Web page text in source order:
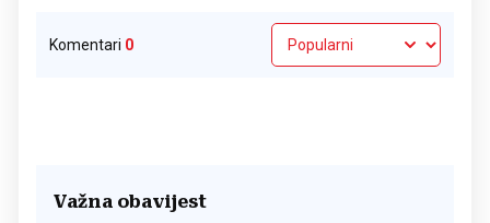
Komentari 0
Važna obavijest